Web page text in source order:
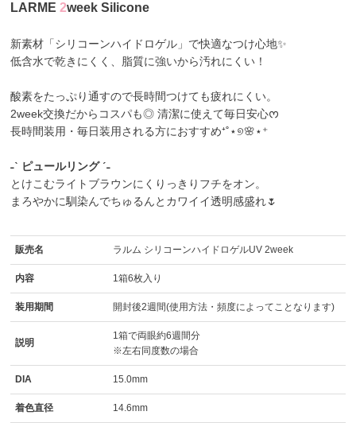
LARME 2week Silicone
新素材「シリコーンハイドロゲル」で快適なつけ心地✨
低含水で乾きにくく、脂質に強いから汚れにくい！
酸素をたっぷり通すので長時間つけても疲れにくい。
2week交換だからコスパも◎ 清潔に使えて毎日安心ᰔ
長時間装用・毎日装用される方におすすめ⁺˚⋆୭🌸⋆⁺
˗ˋ ピュールリング ˊ˗
とけこむライトブラウンにくりっきりフチをオン。
まろやかに馴染んでちゅるんとカワイイ透明感盛れ🌷
販売名 ラルム シリコーンハイドロゲルUV 2week
内容 1箱6枚入り
装用期間 開封後2週間(使用方法・頻度によってことなります)
説明
1箱で両眼約6週間分
※左右同度数の場合
DIA 15.0mm
着色直径 14.6mm